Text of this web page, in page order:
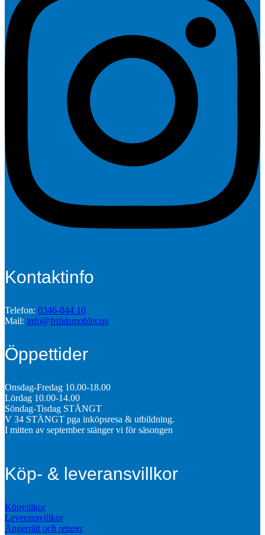
Kontaktinfo
Telefon: 0346-844 10
Mail: info@fritidsmobler.nu
Öppettider
Onsdag-Fredag 10.00-18.00
Lördag 10.00-14.00
Söndag-Tisdag STÄNGT
V 34 STÄNGT pga inköpsresa & utbildning.
I mitten av september stänger vi för säsongen
Köp- & leveransvillkor
Köpvillkor
Leveransvillkor
Ångerrätt och returer